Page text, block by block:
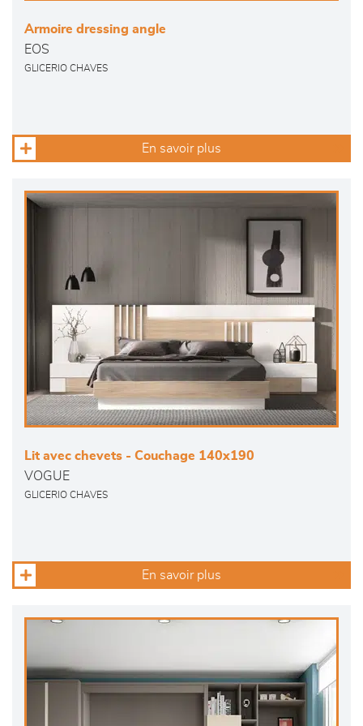
Armoire dressing angle
EOS
GLICERIO CHAVES
En savoir plus
Lit avec chevets - Couchage 140x190
VOGUE
GLICERIO CHAVES
En savoir plus